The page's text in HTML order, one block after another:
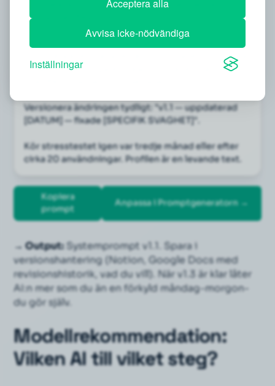
Acceptera alla
Avvisa icke-nödvändiga
Inställningar
Uppdatera min systemprompt för att täppa till
dessa specifika luckor:
1. Lägg till nya förbud baserat på avslöjandena
2. Justera eventuella regler som visade sig för lösa
3. Lägg till ytterligare 2 Few-Shot-exempel som
Versionera ändringen tydligt: "v1.1 — uppdaterad
[DATUM] — fixade [SPECIFIK SVAGHET]".
Kör stresstestet igen var tredje månad eller efter
cirka 20 användningar. Profilen är en levande text.
Kopiera
prompt
Anpassa i Promptgeneratorn →
→ Output:Systemprompt v1.1. Spara i
versionshantering (Notion, Google Docs med
revisionshistorik, vad du vill). När v1.3 är klar låter
AI:n mer som du än en förkyld måndag-morgon-
du gör själv.
Modellrekommendation:
Vilken AI till vilket steg?